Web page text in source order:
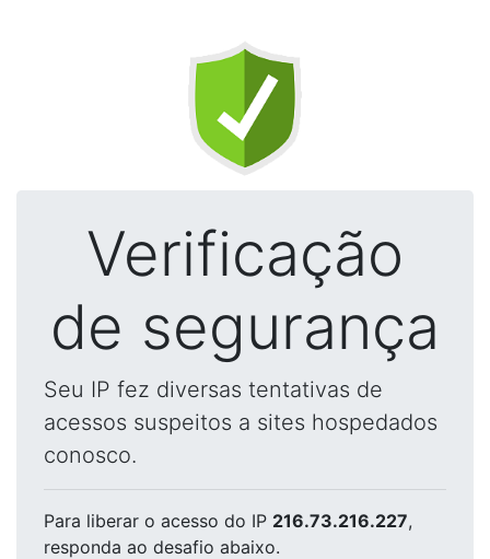
Verificação
de segurança
Seu IP fez diversas tentativas de
acessos suspeitos a sites hospedados
conosco.
Para liberar o acesso do IP 216.73.216.227,
responda ao desafio abaixo.